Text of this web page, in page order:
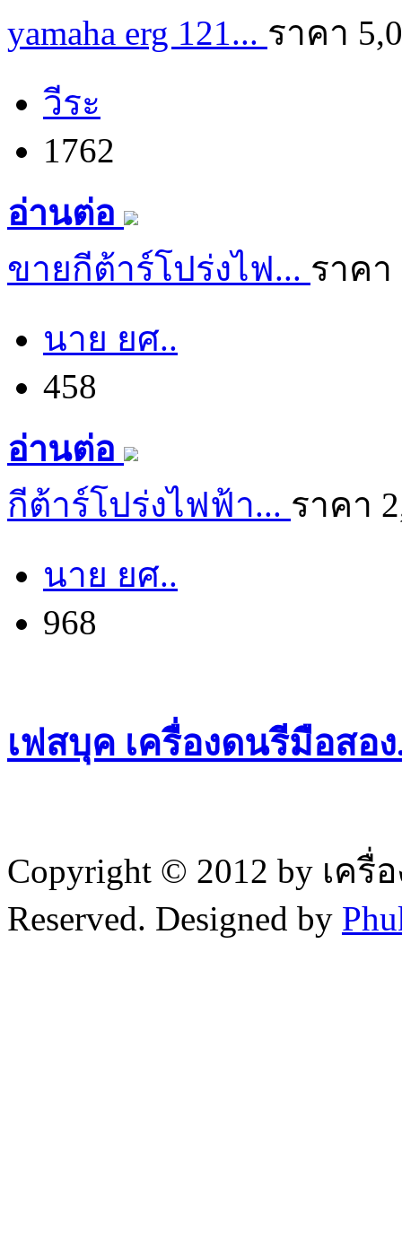
yamaha erg 121... ราคา
วีระ
1762
อ่านต่อ
ขายกีต้าร์โปร่งไฟ... ราคา
นาย ยศ..
458
อ่านต่อ
กีต้าร์โปร่งไฟฟ้า... ราคา
นาย ยศ..
968
เฟสบุค เครื่องดนรีมือสอง
Copyright © 2012 by เค
Reserved. Designed by